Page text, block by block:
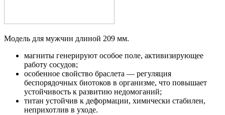
Модель для мужчин длиной 209 мм.
магниты генерируют особое поле, активизирующее
работу сосудов;
особенное свойство браслета — регуляция
беспорядочных биотоков в организме, что повышает
устойчивость к развитию недомоганий;
титан устойчив к деформации, химически стабилен,
неприхотлив в уходе.